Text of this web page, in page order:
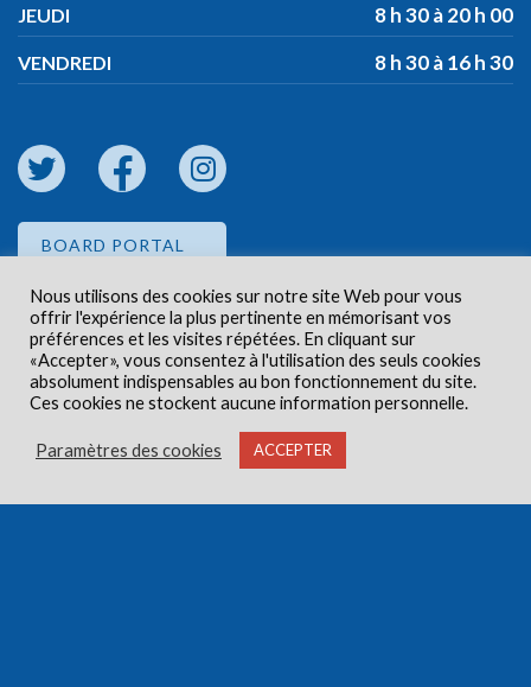
JEUDI 8 h 30 à 20 h 00
VENDREDI 8 h 30 à 16 h 30
BOARD PORTAL
EMPLOYEE PORTAL
Droits d'auteur © 2026 Centre de santé communautaire
Carlington. Tous droits réservés.
Nous utilisons des cookies sur notre site Web pour vous
offrir l'expérience la plus pertinente en mémorisant vos
préférences et les visites répétées. En cliquant sur
«Accepter», vous consentez à l'utilisation des seuls cookies
absolument indispensables au bon fonctionnement du site.
Ces cookies ne stockent aucune information personnelle.
Paramètres des cookies ACCEPTER